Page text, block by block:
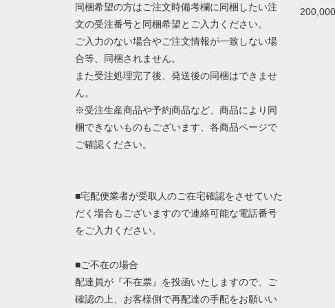
同梱希望の方はご注文時備考欄に同梱したい注
文の受注番号と同梱希望とご入力ください。
ご入力のない場合やご注文情報が一致しない場
合等、同梱されません。
また受注処理完了後、発送後の同梱はできませ
ん。
※受注生産商品や予約商品など、商品により同
梱できないものもございます、各商品ページで
ご確認ください。
■宅配便業者が受取人のご在宅確認をさせていた
だく場合もございますので連絡可能な電話番号
をご入力ください。
■ご不在の場合
配達員が『不在票』を投函いたしますので、ご
確認の上、お客様側で再配達の手配をお願いい